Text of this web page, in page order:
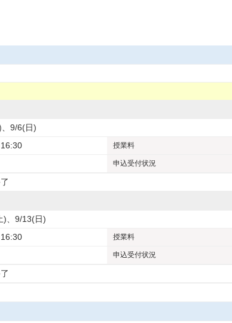
9/6(日)
授業料
申込受付状況
)、9/13(日)
授業料
申込受付状況